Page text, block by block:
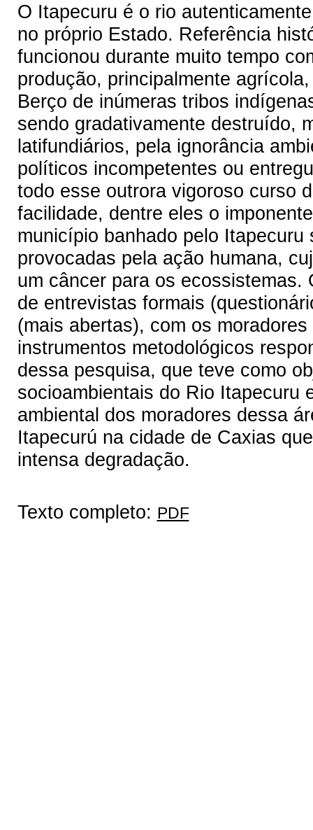
O Itapecuru é o rio
no próprio Estado. Referência
funcionou durante muito tempo
produção, principalmente
Berço de inúmeras tribos
sendo gradativamente destruído,
latifundiários, pela ignorância
políticos incompetentes ou
todo esse outrora vigoroso curso
facilidade, dentre eles o
município banhado pelo
provocadas pela ação humana,
um câncer para os
de entrevistas formais
(mais abertas), com os
instrumentos metodológicos
dessa pesquisa, que teve como
socioambientais do Rio Itapecuru
ambiental dos moradores dessa
Itapecurú na cidade de Caxias
intensa degradação.
Texto completo: PDF